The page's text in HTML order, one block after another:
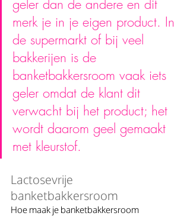
geler dan de andere en dit
merk je in je eigen product. In
de supermarkt of bij veel
bakkerijen is de
banketbakkersroom vaak iets
geler omdat de klant dit
verwacht bij het product; het
wordt daarom geel gemaakt
met kleurstof.
Lactosevrije
banketbakkersroom
Hoe maak je banketbakkersroom